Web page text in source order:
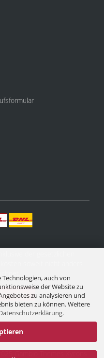
auch von
der Website zu
zu analysieren und
bieten zu können. Weitere
.
Gambio ThemesXycons